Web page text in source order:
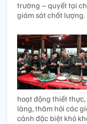
trường – quyết tại
giám sát chất lượng.
hoạt động thiết
làng, thăm hỏi các
cảnh đặc biệt khó